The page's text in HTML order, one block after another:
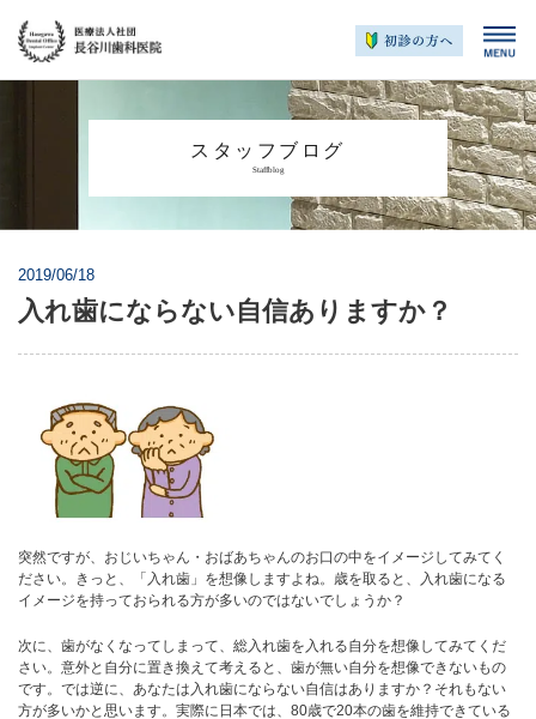
スタッフブログ
Staffblog
2019/06/18
入れ歯にならない自信ありますか？
突然ですが、おじいちゃん・おばあちゃんのお口の中をイメージしてみてく
ださい。きっと、「入れ歯」を想像しますよね。歳を取ると、入れ歯になる
イメージを持っておられる方が多いのではないでしょうか？
次に、歯がなくなってしまって、総入れ歯を入れる自分を想像してみてくだ
さい。意外と自分に置き換えて考えると、歯が無い自分を想像できないもの
です。では逆に、あなたは入れ歯にならない自信はありますか？それもない
方が多いかと思います。実際に日本では、80歳で20本の歯を維持できている